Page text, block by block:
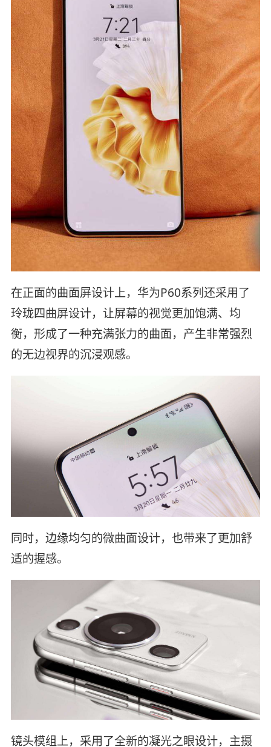
在正面的曲面屏设计上，华为P60系列还采用了
玲珑四曲屏设计，让屏幕的视觉更加饱满、均
衡，形成了一种充满张力的曲面，产生非常强烈
的无边视界的沉浸观感。
同时，边缘均匀的微曲面设计，也带来了更加舒
适的握感。
镜头模组上，采用了全新的凝光之眼设计，主摄